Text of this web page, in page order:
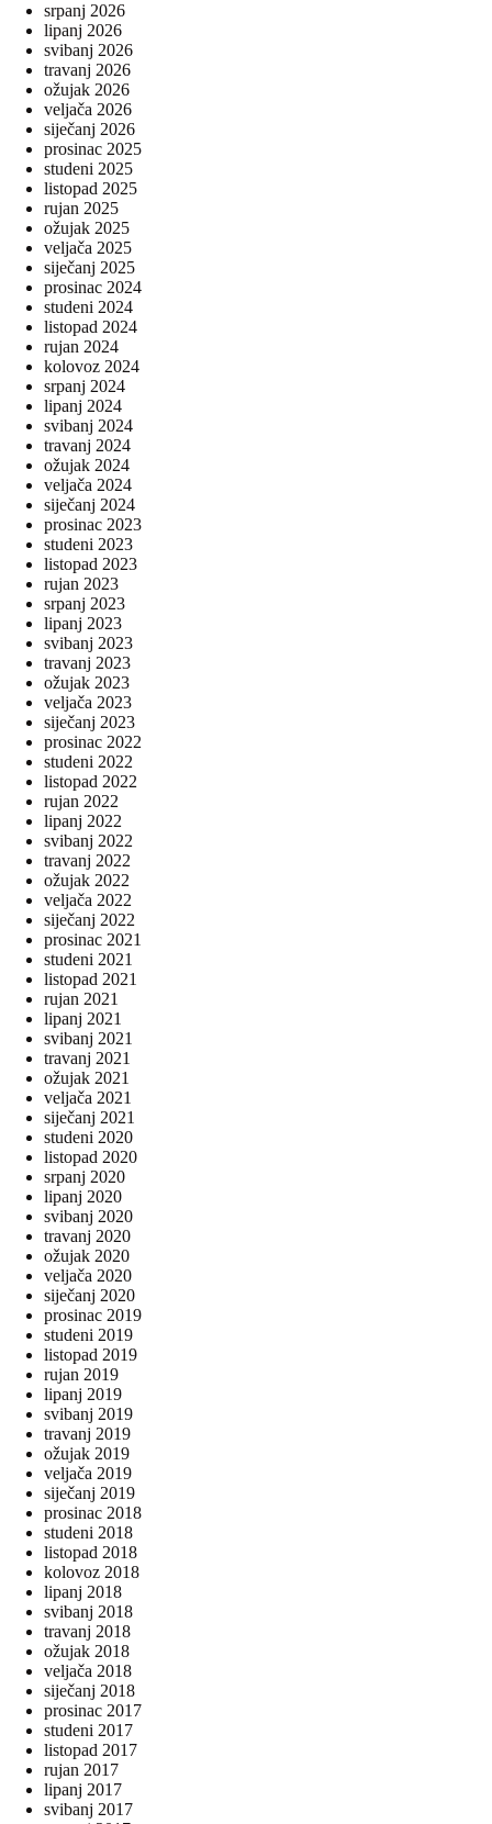
srpanj 2026
lipanj 2026
svibanj 2026
travanj 2026
ožujak 2026
veljača 2026
siječanj 2026
prosinac 2025
studeni 2025
listopad 2025
rujan 2025
ožujak 2025
veljača 2025
siječanj 2025
prosinac 2024
studeni 2024
listopad 2024
rujan 2024
kolovoz 2024
srpanj 2024
lipanj 2024
svibanj 2024
travanj 2024
ožujak 2024
veljača 2024
siječanj 2024
prosinac 2023
studeni 2023
listopad 2023
rujan 2023
srpanj 2023
lipanj 2023
svibanj 2023
travanj 2023
ožujak 2023
veljača 2023
siječanj 2023
prosinac 2022
studeni 2022
listopad 2022
rujan 2022
lipanj 2022
svibanj 2022
travanj 2022
ožujak 2022
veljača 2022
siječanj 2022
prosinac 2021
studeni 2021
listopad 2021
rujan 2021
lipanj 2021
svibanj 2021
travanj 2021
ožujak 2021
veljača 2021
siječanj 2021
studeni 2020
listopad 2020
srpanj 2020
lipanj 2020
svibanj 2020
travanj 2020
ožujak 2020
veljača 2020
siječanj 2020
prosinac 2019
studeni 2019
listopad 2019
rujan 2019
lipanj 2019
svibanj 2019
travanj 2019
ožujak 2019
veljača 2019
siječanj 2019
prosinac 2018
studeni 2018
listopad 2018
kolovoz 2018
lipanj 2018
svibanj 2018
travanj 2018
ožujak 2018
veljača 2018
siječanj 2018
prosinac 2017
studeni 2017
listopad 2017
rujan 2017
lipanj 2017
svibanj 2017